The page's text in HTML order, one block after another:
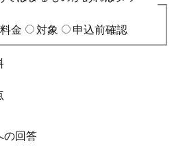
料金 対象 申込前確認
の回答